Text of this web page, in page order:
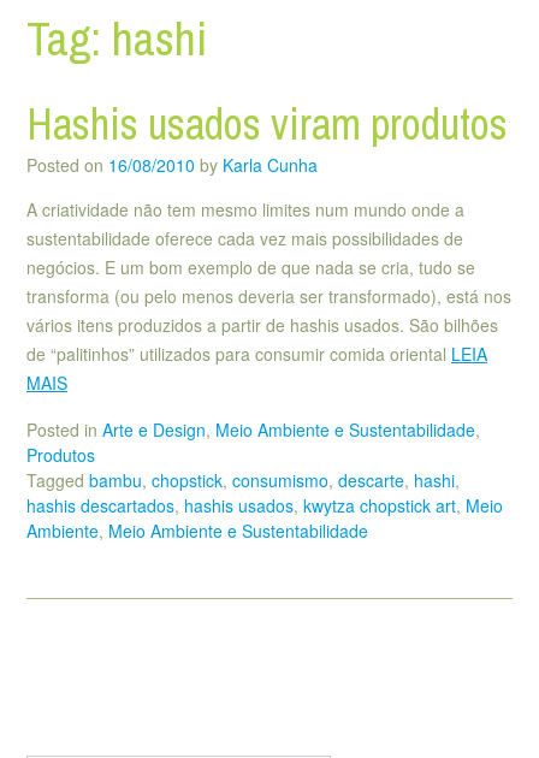
Tag: hashi
Hashis usados viram produtos
Posted on 16/08/2010 by Karla Cunha
A criatividade não tem mesmo limites num mundo onde a
sustentabilidade oferece cada vez mais possibilidades de
negócios. E um bom exemplo de que nada se cria, tudo se
transforma (ou pelo menos deveria ser transformado), está nos
vários itens produzidos a partir de hashis usados. São bilhões
de “palitinhos” utilizados para consumir comida oriental LEIA
MAIS
Posted in Arte e Design, Meio Ambiente e Sustentabilidade,
Produtos
Tagged bambu, chopstick, consumismo, descarte, hashi,
hashis descartados, hashis usados, kwytza chopstick art, Meio
Ambiente, Meio Ambiente e Sustentabilidade